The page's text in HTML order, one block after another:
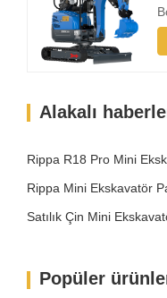
Alakalı
Popüler